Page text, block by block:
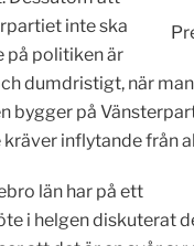
inte ska
på politiken är
dumdristigt, när
bygger på
inflytande från
län har på ett
i helgen diskuterat